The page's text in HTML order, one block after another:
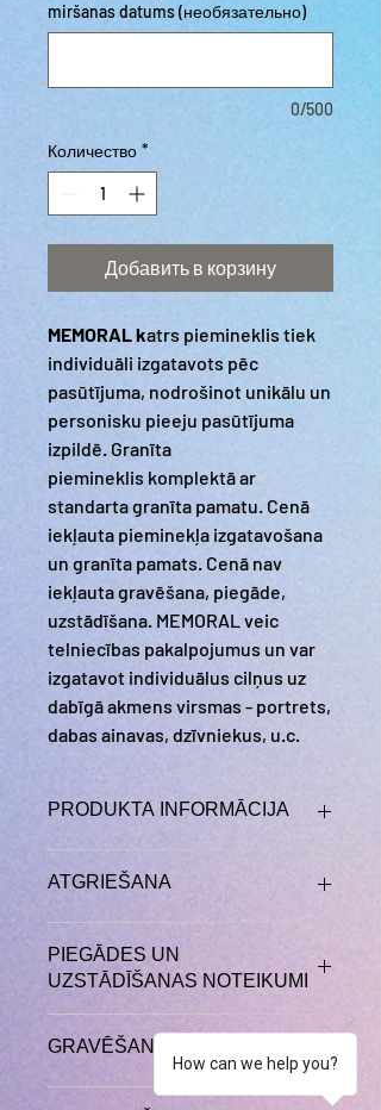
miršanas datums (необязательно)
0/500
Количество *
Добавить в корзину
MEMORAL katrs piemineklis tiek
individuāli izgatavots pēc
pasūtījuma, nodrošinot unikālu un
personisku pieeju pasūtījuma
izpildē. Granīta
piemineklis komplektā ar
standarta granīta pamatu. Cenā
iekļauta pieminekļa izgatavošana
un granīta pamats. Cenā nav
iekļauta gravēšana, piegāde,
uzstādīšana. MEMORAL veic
telniecības pakalpojumus un var
izgatavot individuālus cilņus uz
dabīgā akmens virsmas - portrets,
dabas ainavas, dzīvniekus, u.c.
PRODUKTA INFORMĀCIJA
pēc pasūtījuma. Komplektā ar
ATGRIEŠANA
Pasūtot preci vai
pakalpojumu MEMORAL.LV tiešsaistē
vai pa tālruni, jums ir tiesības lauzt /
atteikties no pasūtījuma 14 kalendāro
dienu laikā, ja pasūtījuma izpilde nav
uzsākta!Gadījumā, ja pasūtījuma
izpilde ir uzsākta, tad atsakoties no
PIEGĀDES UN
UZSTĀDĪŠANAS NOTEIKUMI
un/vai uzstādīšana notiek atsevišķi
vienojoties. Uzstādīšanas maksai klāt
var tik pievienota preces piegādes
GRAVĒŠANA
Pēc klientu vēlmes tiek veikta
How can we help you?